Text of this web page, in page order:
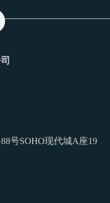
号SOHO现代城A座19